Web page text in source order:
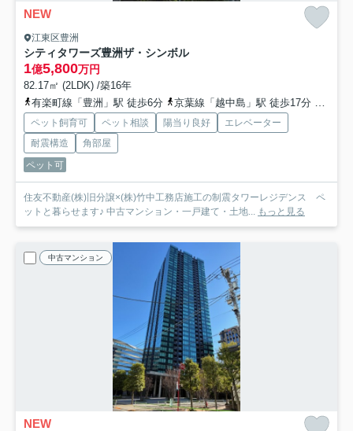
NEW
江東区豊洲
シティタワーズ豊洲ザ・シンボル
1億5,800万円
82.17㎡ (2LDK) /築16年
有楽町線「豊洲」駅 徒歩6分
京葉線「越中島」駅 徒歩17分
ペット飼育可 ペット相談 陽当り良好
エレベーター
耐震構造
角部屋
ペット可
住友不動産(株)旧分譲×(株)竹中工務店施工の制震タワーレジデンス ペ
ットと暮らせます♪ 中古マンション・一戸建て・土地...
もっと見る
中古マンション
NEW